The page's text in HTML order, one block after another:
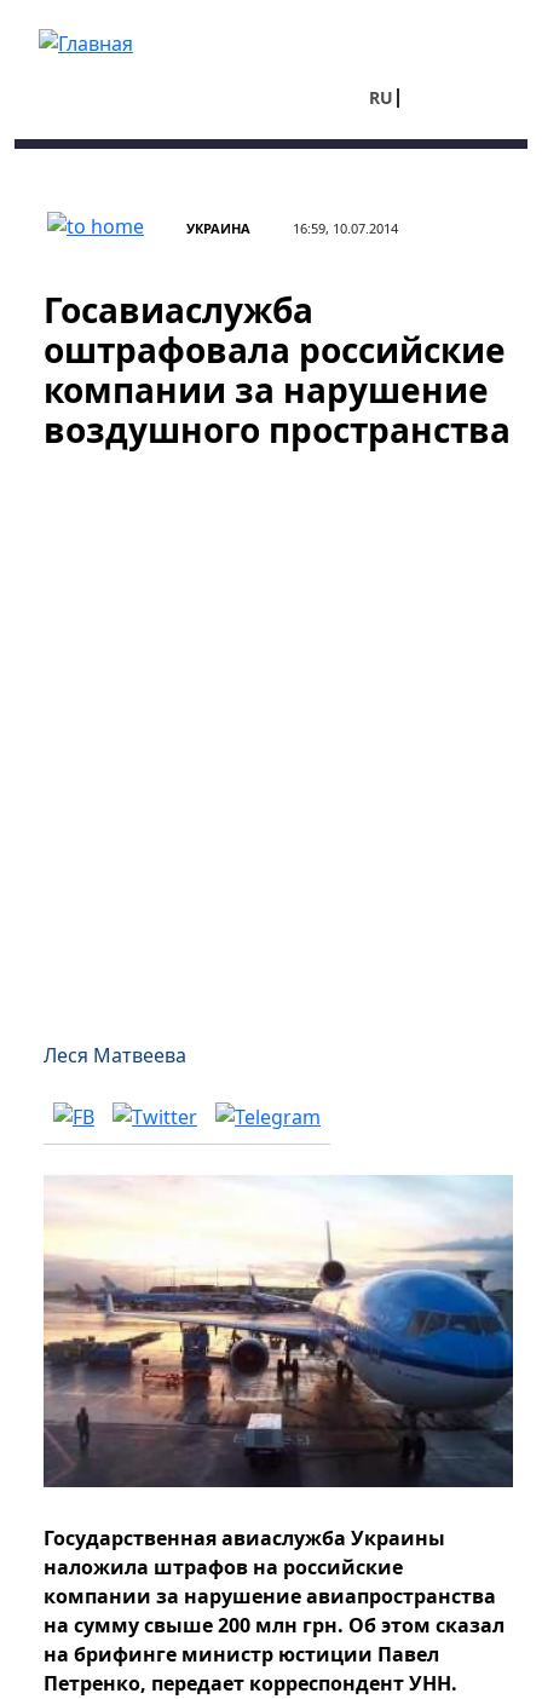
RU
УКРАИНА 16:59, 10.07.2014
Госавиаслужба
оштрафовала российские
компании за нарушение
воздушного пространства
Леся Матвеева
Государственная авиаслужба Украины
наложила штрафов на российские
компании за нарушение авиапространства
на сумму свыше 200 млн грн. Об этом сказал
на брифинге министр юстиции Павел
Петренко, передает корреспондент УНН.